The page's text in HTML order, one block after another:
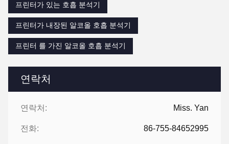
연락처
연락처: Miss. Yan
전화: 86-755-84652995
프린터가 있는 호흡 분석기
프린터가 내장된 알코올 호흡 분석기
프린터 를 가진 알코올 호흡 분석기